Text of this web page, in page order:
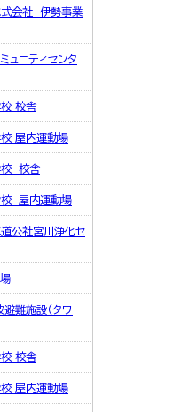
会社 伊勢事業
ュニティセンタ
校 校舎
校 屋内運動場
校 校舎
校 屋内運動場
公社宮川浄化セ
難施設（タワ
校舎
屋内運動場